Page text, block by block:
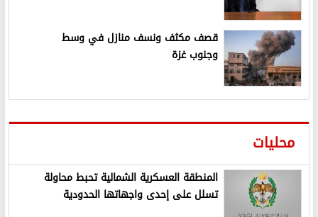
قصف مكثف ونسف منازل في وسط
وجنوب غزة
محليات
المنطقة العسكرية الشمالية تحبط محاولة
تسلل على إحدى واجهاتها الحدودية